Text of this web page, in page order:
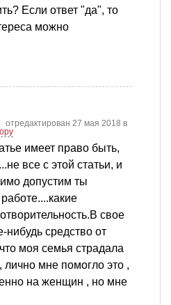
Если ответ "да", то
можно
отредактирован 27 мая 2018 в
имеет право быть,
все с этой статьи, и
допустим ты
свое
нибудь средство от
моя семья страдала
лично мне помогло это ,
на женщин , но мне